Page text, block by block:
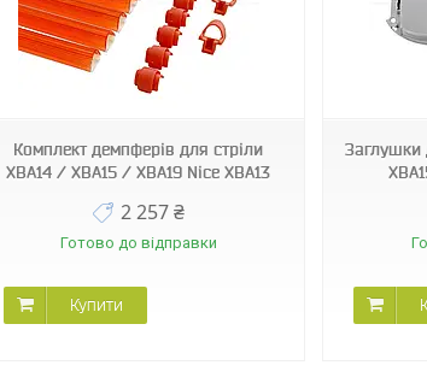
Комплект демпферів для стріли
XBA14 / XBA15 / XBA19 Nice XBA13
2 257 ₴
Готово до відправки
Купити
SPGAP06400A
Заглушки